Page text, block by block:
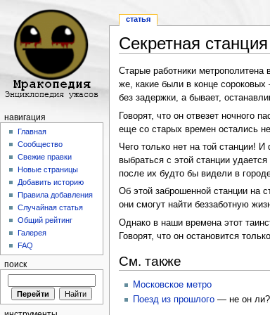
Секретная
Старые работники метрополитена
же, какие были в конце
без задержки, а бывает,
Говорят, что он отвезет ночного
еще со старых времен остались
Чего только нет на той станции!
выбраться с этой станции
после их будто бы видели в
Об этой заброшенной станции на
они смогут найти беззаботную
Однако в наши времена этот
Говорят, что он остановится
См. также
Московское метро
Поезд из прошлого— не он ли?
статья
навигация
Главная
Сообщество
Свежие правки
Новые страницы
Добавить историю
Правила добавления
Случайная статья
Общий рейтинг
Галерея
FAQ
поиск